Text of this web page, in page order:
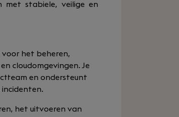
met stabiele, veilige en
voor het beheren,
cloudomgevingen. Je
en ondersteunt
incidenten.
het uitvoeren van